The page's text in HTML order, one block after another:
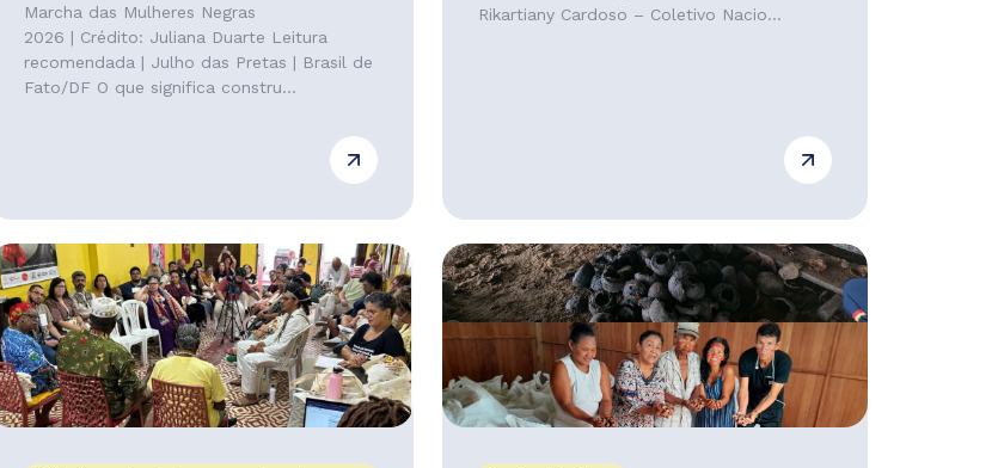
Marcha das Mulheres Negras
2026 | Crédito: Juliana Duarte Leitura
recomendada | Julho das Pretas | Brasil de
Fato/DF O que significa constru...
Rikartiany Cardoso – Coletivo Nacio...